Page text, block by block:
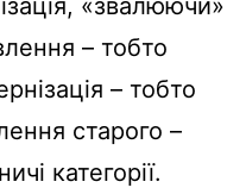
«звалюючи»
– тобто
– тобто
старого –
категорії.